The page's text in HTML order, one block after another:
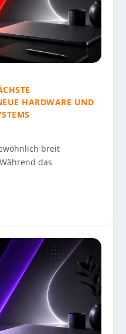
HARDWARE UND
breit
das